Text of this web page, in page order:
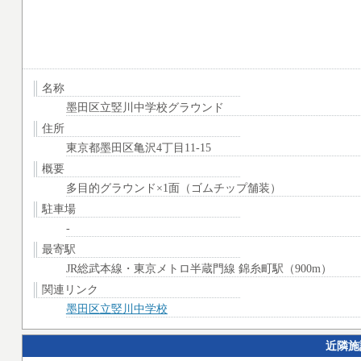
名称
墨田区立竪川中学校グラウンド
住所
東京都墨田区亀沢4丁目11-15
概要
多目的グラウンド×1面（ゴムチップ舗装）
駐車場
-
最寄駅
JR総武本線・東京メトロ半蔵門線 錦糸町駅（900m）
関連リンク
墨田区立竪川中学校
近隣